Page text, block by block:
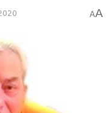
AA